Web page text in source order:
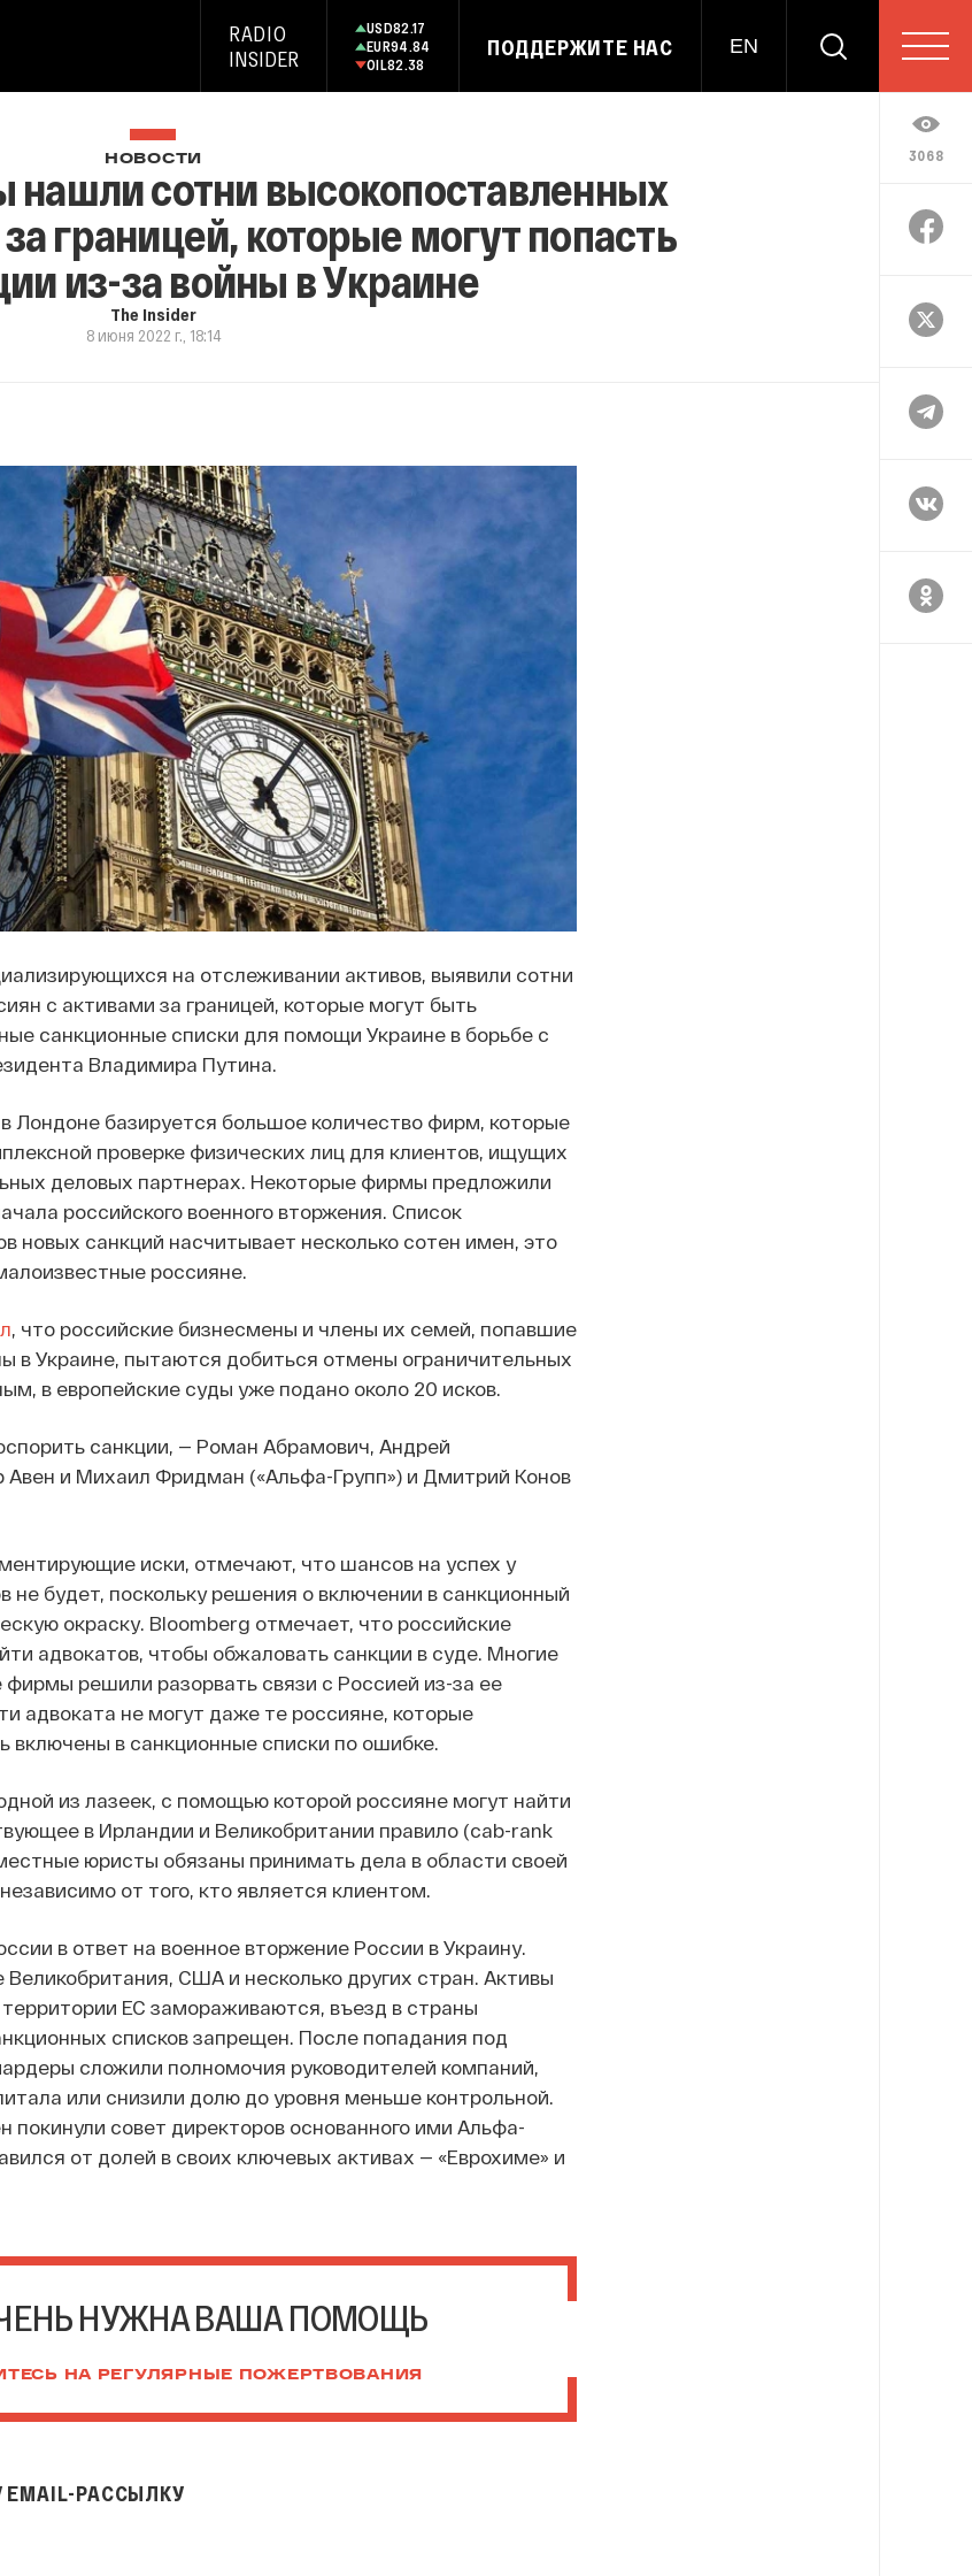
RADIO
INSIDER
USD82.17
EUR94.84
OIL82.38
ПОДДЕРЖИТЕ НАС EN
3068
НОВОСТИ
нашли сотни высокопоставленных
границей, которые могут попасть
из-за войны в Украине
The Insider
8 июня 2022 г., 18:14
на отслеживании активов, выявили сотни
с активами за границей, которые могут быть
санкционные списки для помощи Украине в борьбе с
Владимира Путина.
Лондоне базируется большое количество фирм, которые
проверке физических лиц для клиентов, ищущих
деловых партнерах. Некоторые фирмы предложили
российского военного вторжения. Список
новых санкций насчитывает несколько сотен имен, это
россияне.
, что российские бизнесмены и члены их семей, попавшие
в Украине, пытаются добиться отмены ограничительных
в европейские суды уже подано около 20 исков.
санкции, — Роман Абрамович, Андрей
и Михаил Фридман («Альфа-Групп») и Дмитрий Конов
иски, отмечают, что шансов на успех у
не будет, поскольку решения о включении в санкционный
окраску. Bloomberg отмечает, что российские
адвокатов, чтобы обжаловать санкции в суде. Многие
решили разорвать связи с Россией из-за ее
адвоката не могут даже те россияне, которые
включены в санкционные списки по ошибке.
из лазеек, с помощью которой россияне могут найти
в Ирландии и Великобритании правило (cab-rank
юристы обязаны принимать дела в области своей
от того, кто является клиентом.
в ответ на военное вторжение России в Украину.
Великобритания, США и несколько других стран. Активы
ЕС замораживаются, въезд в страны
списков запрещен. После попадания под
сложили полномочия руководителей компаний,
или снизили долю до уровня меньше контрольной.
совет директоров основанного ими Альфа-
от долей в своих ключевых активах — «Еврохиме» и
НУЖНА ВАША ПОМОЩЬ
НА РЕГУЛЯРНЫЕ ПОЖЕРТВОВАНИЯ
РАССЫЛКУ